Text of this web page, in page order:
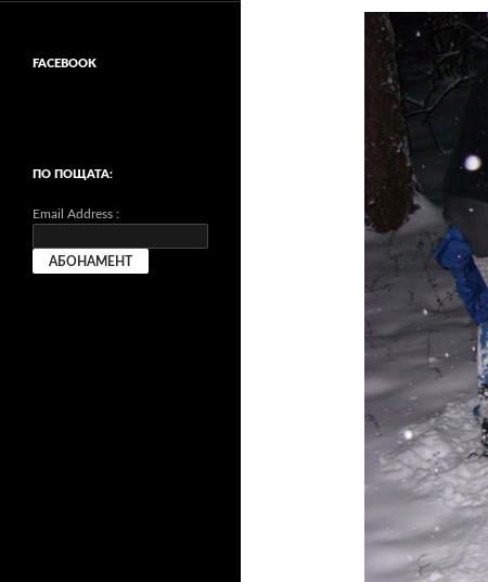
FACEBOOK
ПО ПОЩАТА:
Email Address :